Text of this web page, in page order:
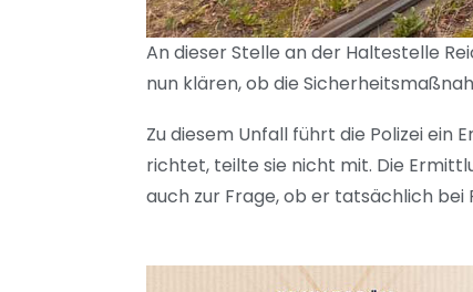
An dieser Stelle an der Haltestelle
nun klären, ob die
Zu diesem Unfall führt die Polizei ein
richtet, teilte sie nicht mit. Die
auch zur Frage, ob er tatsächlich